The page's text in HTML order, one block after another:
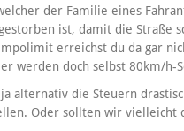
der Familie eines
ist, damit die Straße
erreichst du da gar
werden doch selbst 80km/h-
alternativ die Steuern
Oder sollten wir